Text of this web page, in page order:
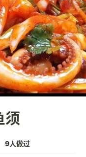
须
9人做过